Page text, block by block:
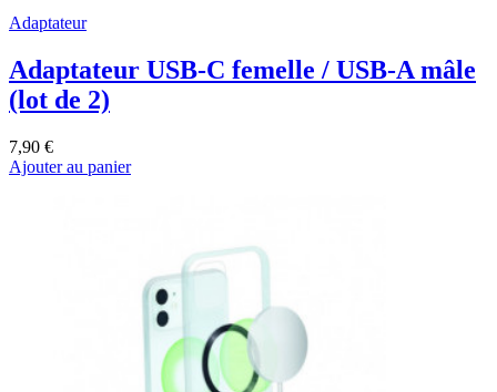
Adaptateur
Adaptateur USB-C femelle / USB-A mâle
(lot de 2)
7,90 €
Ajouter au panier